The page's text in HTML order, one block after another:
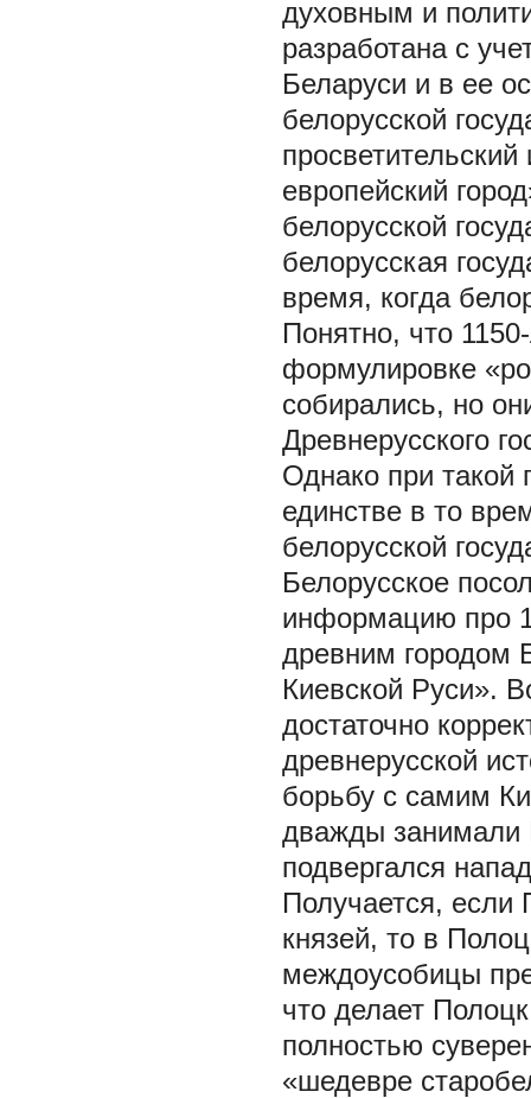
духовным и
разработана с
Беларуси и в ее
белорусской
европейский
белорусской
белорусская
время, когда
Понятно, что
формулировке
собирались, но
Древнерусского
Однако при такой
единстве в то
белорусской
Белорусское
информацию про
древним городом
Киевской Руси».
достаточно
древнерусской
борьбу с самим
дважды занимали
подвергался
Получается, если
князей, то в
междоусобицы
что делает
полностью
«шедевре